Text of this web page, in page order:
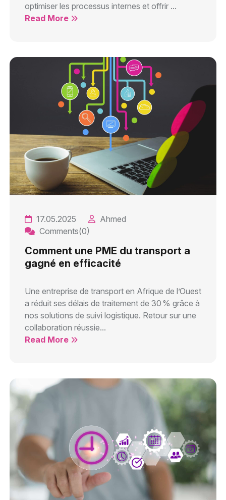
optimiser les processus internes et offrir ...
Read More
17.05.2025
Ahmed
Comments(0)
Comment une PME du transport a
gagné en efficacité
Une entreprise de transport en Afrique de l’Ouest
a réduit ses délais de traitement de 30 % grâce à
nos solutions de suivi logistique. Retour sur une
collaboration réussie...
Read More